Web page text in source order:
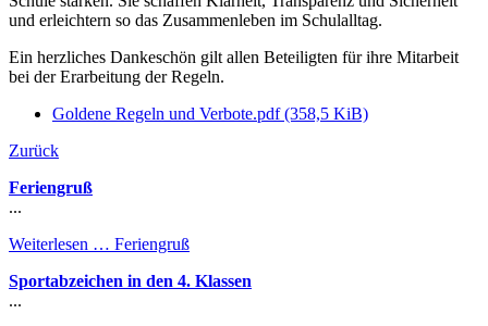
und erleichtern so das Zusammenleben im Schulalltag.
Ein herzliches Dankeschön gilt allen Beteiligten für ihre Mitarbeit
bei der Erarbeitung der Regeln.
Goldene Regeln und Verbote.pdf(358,5 KiB)
Zurück
Feriengruß
...
Weiterlesen … Feriengruß
Sportabzeichen in den 4. Klassen
...